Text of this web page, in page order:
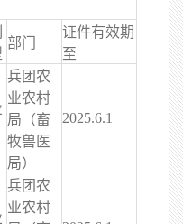
部门
证件有效期
至
兵团农
业农村
局（畜
牧兽医
局）
2025.6.1
兵团农
业农村